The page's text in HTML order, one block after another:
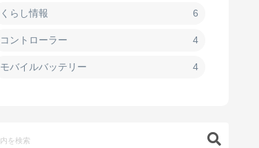
くらし情報 6
コントローラー 4
モバイルバッテリー 4